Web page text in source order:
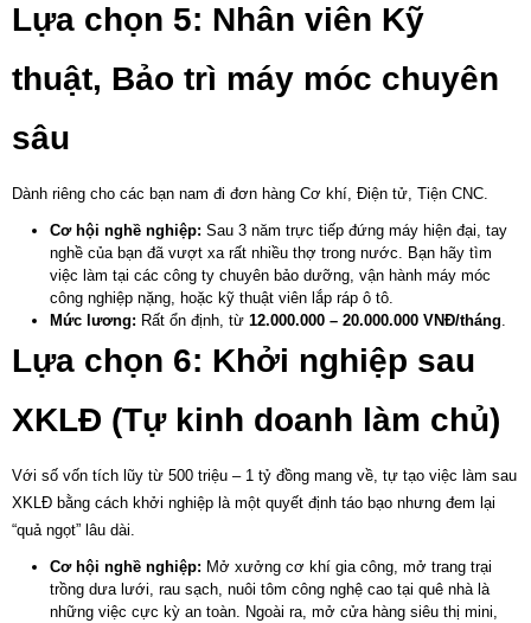
Lựa chọn 5: Nhân viên Kỹ
thuật, Bảo trì máy móc chuyên
sâu
Dành riêng cho các bạn nam đi đơn hàng Cơ khí, Điện tử, Tiện CNC.
Cơ hội nghề nghiệp: Sau 3 năm trực tiếp đứng máy hiện đại, tay
nghề của bạn đã vượt xa rất nhiều thợ trong nước. Bạn hãy tìm
việc làm tại các công ty chuyên bảo dưỡng, vận hành máy móc
công nghiệp nặng, hoặc kỹ thuật viên lắp ráp ô tô.
Mức lương: Rất ổn định, từ 12.000.000 – 20.000.000 VNĐ/tháng.
Lựa chọn 6: Khởi nghiệp sau
XKLĐ (Tự kinh doanh làm chủ)
Với số vốn tích lũy từ 500 triệu – 1 tỷ đồng mang về, tự tạo việc làm sau
XKLĐ bằng cách khởi nghiệp là một quyết định táo bạo nhưng đem lại
“quả ngọt” lâu dài.
Cơ hội nghề nghiệp: Mở xưởng cơ khí gia công, mở trang trại
trồng dưa lưới, rau sạch, nuôi tôm công nghệ cao tại quê nhà là
những việc cực kỳ an toàn. Ngoài ra, mở cửa hàng siêu thị mini,